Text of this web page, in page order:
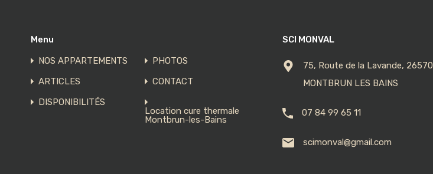
Menu
NOS APPARTEMENTS
PHOTOS
ARTICLES
CONTACT
DISPONIBILITÉS
Location cure thermale
Montbrun-les-Bains
SCI MONVAL
75, Route de la Lavande, 26570
MONTBRUN LES BAINS
07 84 99 65 11
scimonval@gmail.com